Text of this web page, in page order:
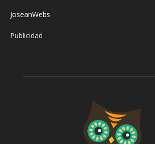
JoseanWebs
Publicidad